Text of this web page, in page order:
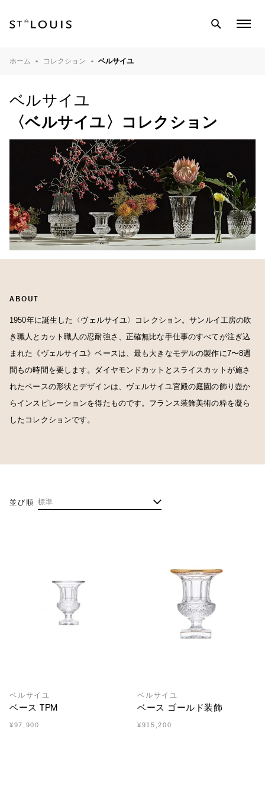
テーブルウェア
インテリアオブジェ
ライティング
クリスタル工房
SEARCH
ホーム コレクション ベルサイユ
ベルサイユ
〈ベルサイユ〉コレクション
ABOUT
1950年に誕生した〈ヴェルサイユ〉コレクション。サンルイ工房の吹
き職人とカット職人の忍耐強さ、正確無比な手仕事のすべてが注ぎ込
まれた《ヴェルサイユ》ベースは、最も大きなモデルの製作に7〜8週
間もの時間を要します。ダイヤモンドカットとスライスカットが施さ
れたベースの形状とデザインは、ヴェルサイユ宮殿の庭園の飾り壺か
らインスピレーションを得たものです。フランス装飾美術の粋を凝ら
したコレクションです。
並び順
ベルサイユ
ベース TPM
¥97,900
ベルサイユ
ベース ゴールド装飾
¥915,200